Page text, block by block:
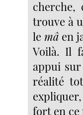
cherche,
trouve à
le mâen
Voilà. Il
appui
réalité
fort en ce